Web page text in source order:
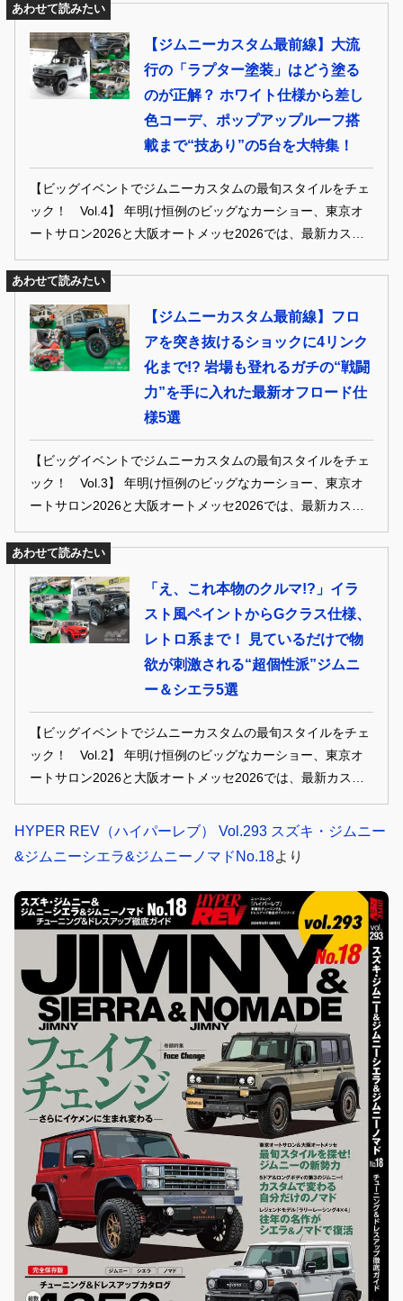
あわせて読みたい
【ジムニーカスタム最前線】大流
行の「ラプター塗装」はどう塗る
のが正解？ ホワイト仕様から差し
色コーデ、ポップアップルーフ搭
載まで“技あり”の5台を大特集！
【ビッグイベントでジムニーカスタムの最旬スタイルをチェ
ック！ Vol.4】 年明け恒例のビッグなカーショー、東京オ
ートサロン2026と大阪オートメッセ2026では、最新カスタ
力となるのはどれか、まとめてチェック！
あわせて読みたい
【ジムニーカスタム最前線】フロ
アを突き抜けるショックに4リンク
化まで!? 岩場も登れるガチの“戦闘
力”を手に入れた最新オフロード仕
様5選
【ビッグイベントでジムニーカスタムの最旬スタイルをチェ
ック！ Vol.3】 年明け恒例のビッグなカーショー、東京オ
ートサロン2026と大阪オートメッセ2026では、最新カスタ
力となるのはどれか、まとめてチェック！
あわせて読みたい
「え、これ本物のクルマ!?」イラ
スト風ペイントからGクラス仕様、
レトロ系まで！ 見ているだけで物
欲が刺激される“超個性派”ジムニ
ー＆シエラ5選
【ビッグイベントでジムニーカスタムの最旬スタイルをチェ
ック！ Vol.2】 年明け恒例のビッグなカーショー、東京オ
ートサロン2026と大阪オートメッセ2026では、最新カスタ
力となるのはどれか、まとめてチェック！
HYPER REV（ハイパーレブ） Vol.293 スズキ・ジムニー
&ジムニーシエラ&ジムニーノマドNo.18より